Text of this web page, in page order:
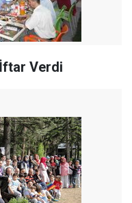
Verdi